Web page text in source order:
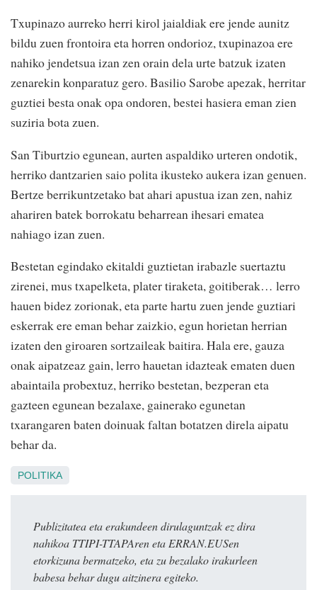
Txupinazo aurreko herri kirol jaialdiak ere jende aunitz
bildu zuen frontoira eta horren ondorioz, txupinazoa ere
nahiko jendetsua izan zen orain dela urte batzuk izaten
zenarekin konparatuz gero. Basilio Sarobe apezak, herritar
guztiei besta onak opa ondoren, bestei hasiera eman zien
suziria bota zuen.
San Tiburtzio egunean, aurten aspaldiko urteren ondotik,
herriko dantzarien saio polita ikusteko aukera izan genuen.
Bertze berrikuntzetako bat ahari apustua izan zen, nahiz
ahariren batek borrokatu beharrean ihesari ematea
nahiago izan zuen.
Bestetan egindako ekitaldi guztietan irabazle suertaztu
zirenei, mus txapelketa, plater tiraketa, goitiberak… lerro
hauen bidez zorionak, eta parte hartu zuen jende guztiari
eskerrak ere eman behar zaizkio, egun horietan herrian
izaten den giroaren sortzaileak baitira. Hala ere, gauza
onak aipatzeaz gain, lerro hauetan idazteak ematen duen
abaintaila probextuz, herriko bestetan, bezperan eta
gazteen egunean bezalaxe, gainerako egunetan
txarangaren baten doinuak faltan botatzen direla aipatu
behar da.
POLITIKA
Publizitatea eta erakundeen dirulaguntzak ez dira
nahikoa TTIPI-TTAPAren eta ERRAN.EUSen
etorkizuna bermatzeko, eta zu bezalako irakurleen
babesa behar dugu aitzinera egiteko.